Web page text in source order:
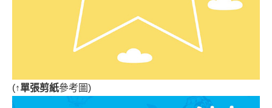
(↑單張剪紙參考圖)